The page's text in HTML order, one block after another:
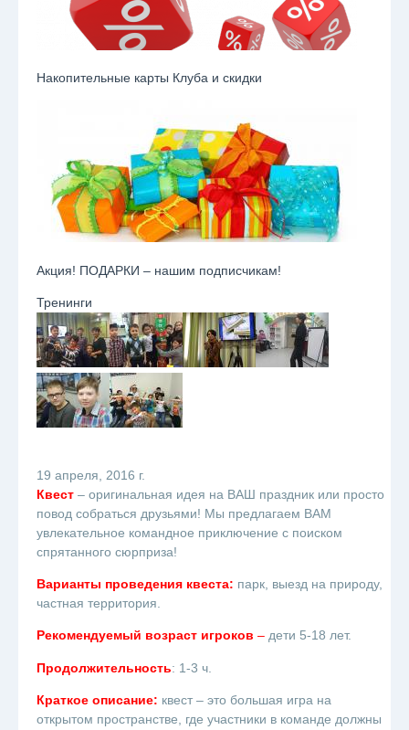
Накопительные карты Клуба и скидки
Акция! ПОДАРКИ – нашим подписчикам!
Тренинги
19 апреля, 2016 г.
Квест – оригинальная идея на ВАШ праздник или просто
повод собраться друзьями! Мы предлагаем ВАМ
увлекательное командное приключение с поиском
спрятанного сюрприза!
Варианты проведения квеста: парк, выезд на природу,
частная территория.
Рекомендуемый возраст игроков – дети 5-18 лет.
Продолжительность: 1-3 ч.
Краткое описание: квест – это большая игра на
открытом пространстве, где участники в команде должны